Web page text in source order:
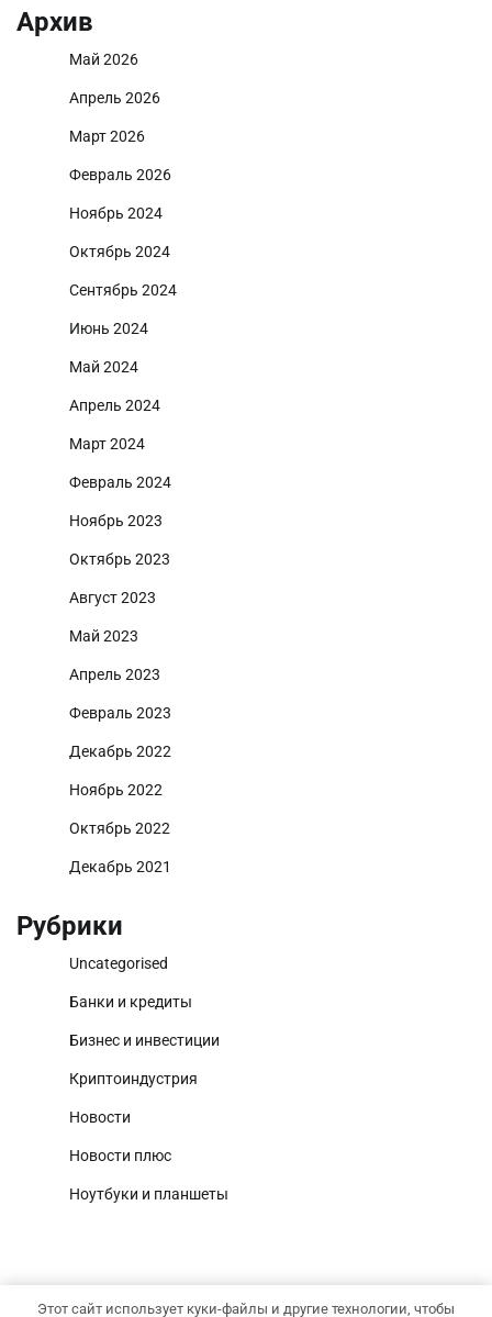
Архив
Май 2026
Апрель 2026
Март 2026
Февраль 2026
Ноябрь 2024
Октябрь 2024
Сентябрь 2024
Июнь 2024
Май 2024
Апрель 2024
Март 2024
Февраль 2024
Ноябрь 2023
Октябрь 2023
Август 2023
Май 2023
Апрель 2023
Февраль 2023
Декабрь 2022
Ноябрь 2022
Октябрь 2022
Декабрь 2021
Рубрики
Uncategorised
Банки и кредиты
Бизнес и инвестиции
Криптоиндустрия
Новости
Новости плюс
Ноутбуки и планшеты
Этот сайт использует куки-файлы и другие технологии, чтобы